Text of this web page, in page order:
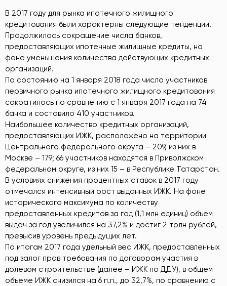
В 2017 году для рынка ипотечного жилищного
кредитования были характерны следующие тенденции.
Продолжилось сокращение числа банков,
предоставляющих ипотечные жилищные кредиты, на
фоне уменьшения количества действующих кредитных
организаций.
По состоянию на 1 января 2018 года число участников
первичного рынка ипотечного жилищного кредитования
сократилось по сравнению с 1 января 2017 года на 74
банка и составило 410 участников.
Наибольшее количество кредитных организаций,
предоставляющих ИЖК, расположено на территории
Центрального федерального округа – 209, из них в
Москве – 179; 66 участников находятся в Приволжском
федеральном округе, из них 15 – в Республике Татарстан.
В условиях снижения процентных ставок в 2017 году
отмечался интенсивный рост выданных ИЖК. На фоне
исторического максимума по количеству
предоставленных кредитов за год (1,1 млн единиц) объем
выдач за год увеличился на 37,2% и достиг 2 трлн рублей,
превысив уровень предыдущих лет.
По итогам 2017 года удельный вес ИЖК, предоставленных
под залог прав требования по договорам участия в
долевом строительстве (далее – ИЖК по ДДУ), в общем
объеме ИЖК снизился на 6 п.п., до 32,7%, по сравнению с